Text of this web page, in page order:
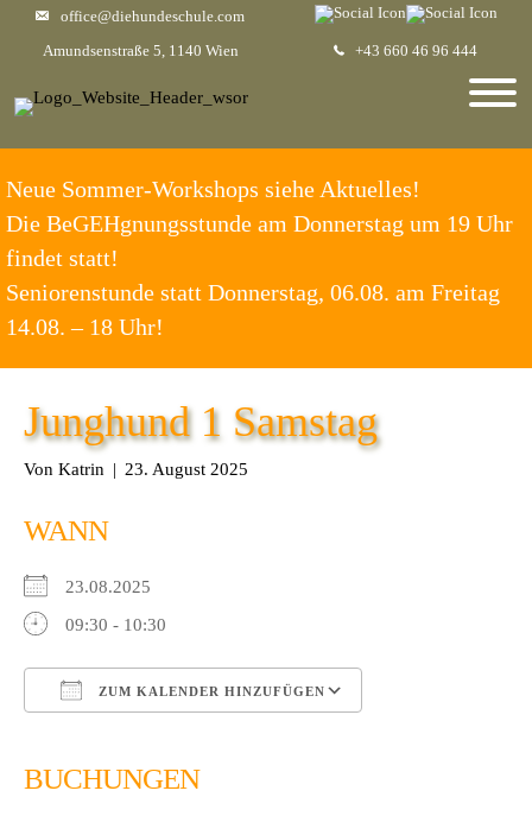
office@diehundeschule.com
+43 660 46 96 444
Amundsenstraße 5, 1140 Wien
Neue Sommer-Workshops siehe Aktuelles!
Die BeGEHgnungsstunde am Donnerstag um 19 Uhr
findet statt!
Seniorenstunde statt Donnerstag, 06.08. am Freitag
14.08. – 18 Uhr!
Junghund 1 Samstag
Von Katrin | 23. August 2025
WANN
23.08.2025
09:30 - 10:30
ZUM KALENDER HINZUFÜGEN
BUCHUNGEN